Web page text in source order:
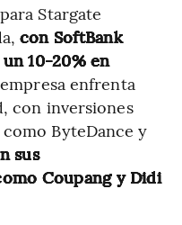
Stargate
con SoftBank
10-20% en
enfrenta
con inversiones
ByteDance y
sus
Coupang y Didi